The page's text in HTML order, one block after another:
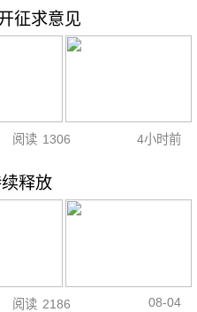
征求意见
阅读 1306 4小时前
释放
阅读 2186 08-04